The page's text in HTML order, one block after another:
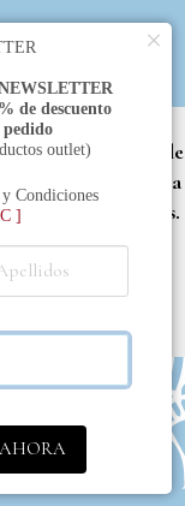
perfumería
otorgado
mejor perfumería
Privacidad
de terceros (Google
mejor experiencia
a sus necesidades.
×
de descuento
outlet)
Condiciones
]
AHORA